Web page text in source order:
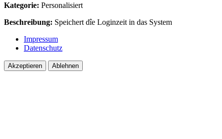
Kategorie: Personalisiert
Beschreibung: Speichert dîe Loginzeit in das System
Impressum
Datenschutz
Akzeptieren Ablehnen